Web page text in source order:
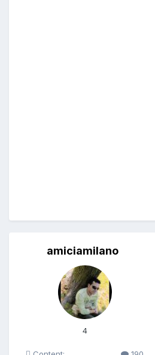
amiciamilano
4